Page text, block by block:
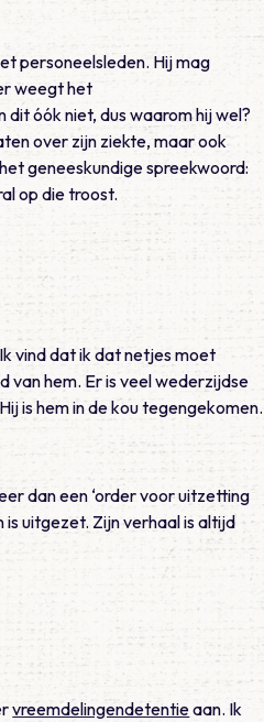
personeelsleden. Hij mag
weegt het
óók niet, dus waarom hij wel?
over zijn ziekte, maar ook
geneeskundige spreekwoord:
op die troost.
vind dat ik dat netjes moet
van hem. Er is veel wederzijdse
is hem in de kou tegengekomen.
dan een ‘order voor uitzetting
is uitgezet. Zijn verhaal is altijd
vreemdelingendetentieaan. Ik